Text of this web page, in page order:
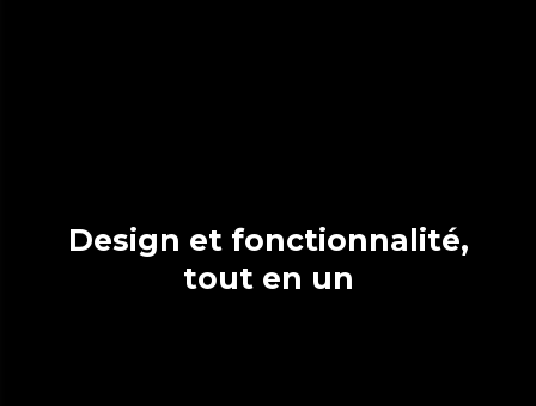
Design et fonctionnalité,
tout en un